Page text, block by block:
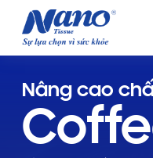
Nâng cao